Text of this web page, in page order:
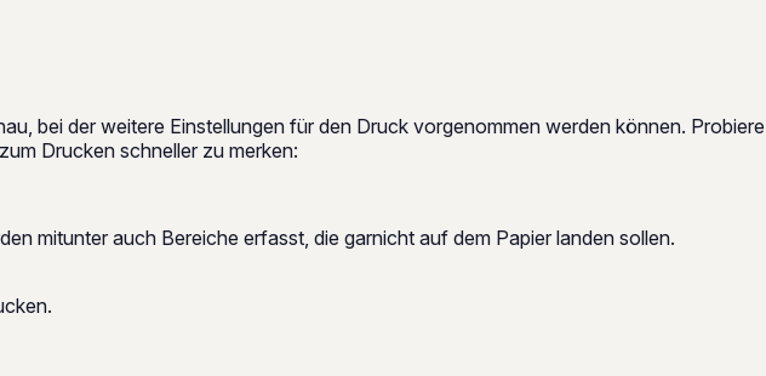
bei der weitere Einstellungen für den Druck vorgenommen werden können. Probiere
Drucken schneller zu merken:
mitunter auch Bereiche erfasst, die garnicht auf dem Papier landen sollen.